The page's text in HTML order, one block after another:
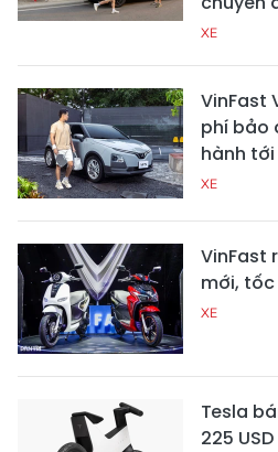
XE
VinFast
phí bảo
hành
XE
VinFast
mới,
XE
Tesla
225 USD